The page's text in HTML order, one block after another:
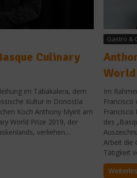
Culinary
im Tabakalera, dem
Kultur in Donostia
Koch Anthony Myint am
World Prize 2019, der
verliehen....
Gastro &
Im
Francisco
Francisco
des
Arbeit die
Tätigkeit